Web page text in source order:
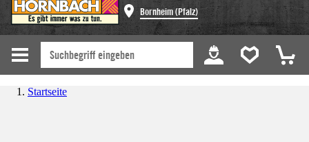
Bornheim (Pfalz)
Startseite